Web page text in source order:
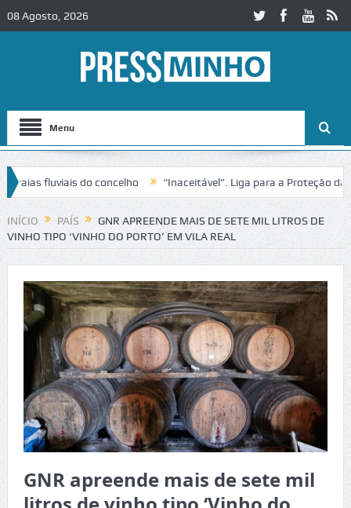
08 Agosto, 2026
Menu
fluviais do concelho “Inaceitável”. Liga para a Proteção da
no IC2 em Alcobaça Igreja do Castelo de Cerveira
INÍCIO PAÍS
GNR APREENDE MAIS DE SETE MIL LITROS DE
VINHO TIPO ‘VINHO DO PORTO’ EM VILA REAL
GNR apreende mais de sete mil